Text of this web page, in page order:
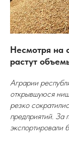
Несмотря на
растут
Аграрии
открывшуюся
резко
предприятий.
экспортировали